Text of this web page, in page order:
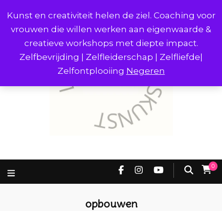
Kunst en creativiteit helen de ziel. Coaching voor
vrouwen die willen werken aan eigenwaarde &
creatieve workshops met diepte impact.
Zelfbevrijding | Zelfleiderschap | Zelfliefde|
Zelfontplooiing Negeren
0
opbouwen